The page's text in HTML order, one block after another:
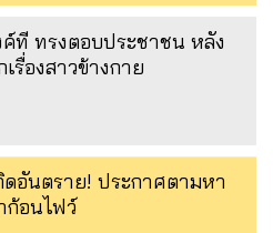
ค์ที ทรงตอบประชาชน หลัง
รื่องสาวข้างกาย
ดอันตราย! ประกาศตามหา
ก้อนไฟว์